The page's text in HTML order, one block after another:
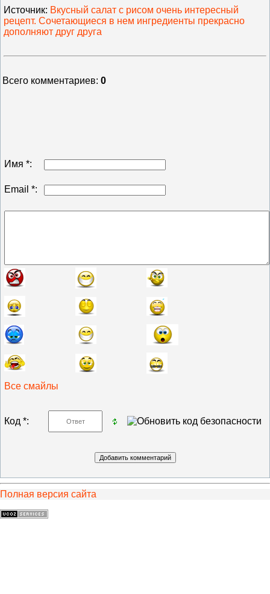
Источник: Вкусный салат с рисом очень интересный
рецепт. Сочетающиеся в нем ингредиенты прекрасно
дополняют друг друга
Всего комментариев: 0
Имя *:
Email *:
Все смайлы
Код *:
Полная версия сайта